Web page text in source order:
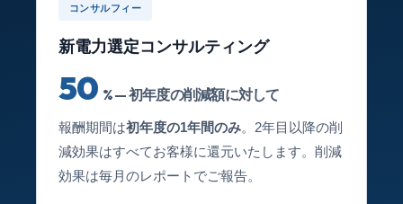
コンサルフィー
新電力選定コンサルティング
50 % — 初年度の削減額に対して
報酬期間は初年度の1年間のみ。2年目以降の削
減効果はすべてお客様に還元いたします。削減
効果は毎月のレポートでご報告。